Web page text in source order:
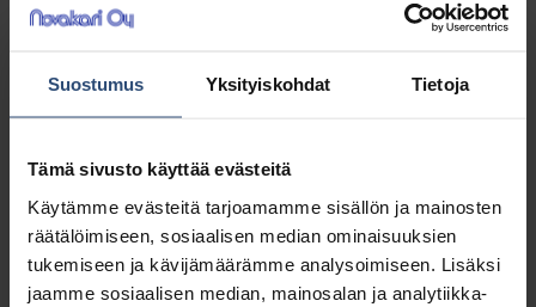
Suostumus Yksityiskohdat Tietoja
Tämä sivusto käyttää evästeitä
Käytämme evästeitä tarjoamamme sisällön ja mainosten
räätälöimiseen, sosiaalisen median ominaisuuksien
tukemiseen ja kävijämäärämme analysoimiseen. Lisäksi
jaamme sosiaalisen median, mainosalan ja analytiikka-
Varatarranauhat Jonmaster Ultra Plus -
8,23€
(10,33€ sis. alv 25.5%)
LISÄÄ OSTOSKORIIN
Yhteensä: 8,23 €